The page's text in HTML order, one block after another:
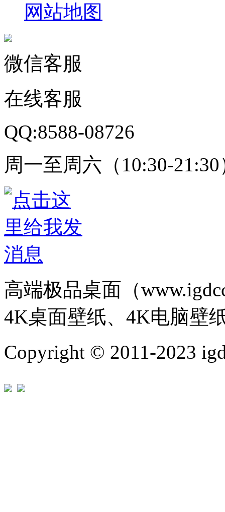
网站地图
微信客服
在线客服
QQ:8588-08726
周一至周六（10:30-21:30
高端极品桌面（
4K桌面壁纸、4K电脑壁
Copyright © 2011-2023